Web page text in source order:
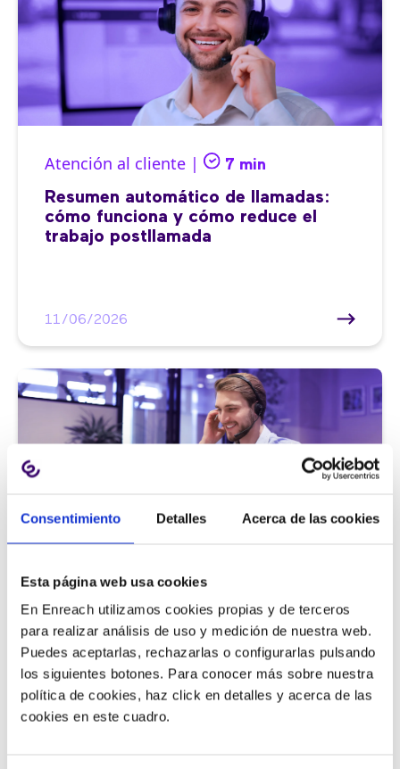
Consentimiento Detalles Acerca de las cookies
Esta página web usa cookies
En Enreach utilizamos cookies propias y de terceros
para realizar análisis de uso y medición de nuestra web.
Puedes aceptarlas, rechazarlas o configurarlas pulsando
los siguientes botones. Para conocer más sobre nuestra
política de cookies, haz click en detalles y acerca de las
cookies en este cuadro.
Atención al cliente | 7 min
Resumen automático de llamadas:
cómo funciona y cómo reduce el
trabajo postllamada
11/06/2026
9 métricas de call center para medir
la satisfacción del cliente
11/06/2026